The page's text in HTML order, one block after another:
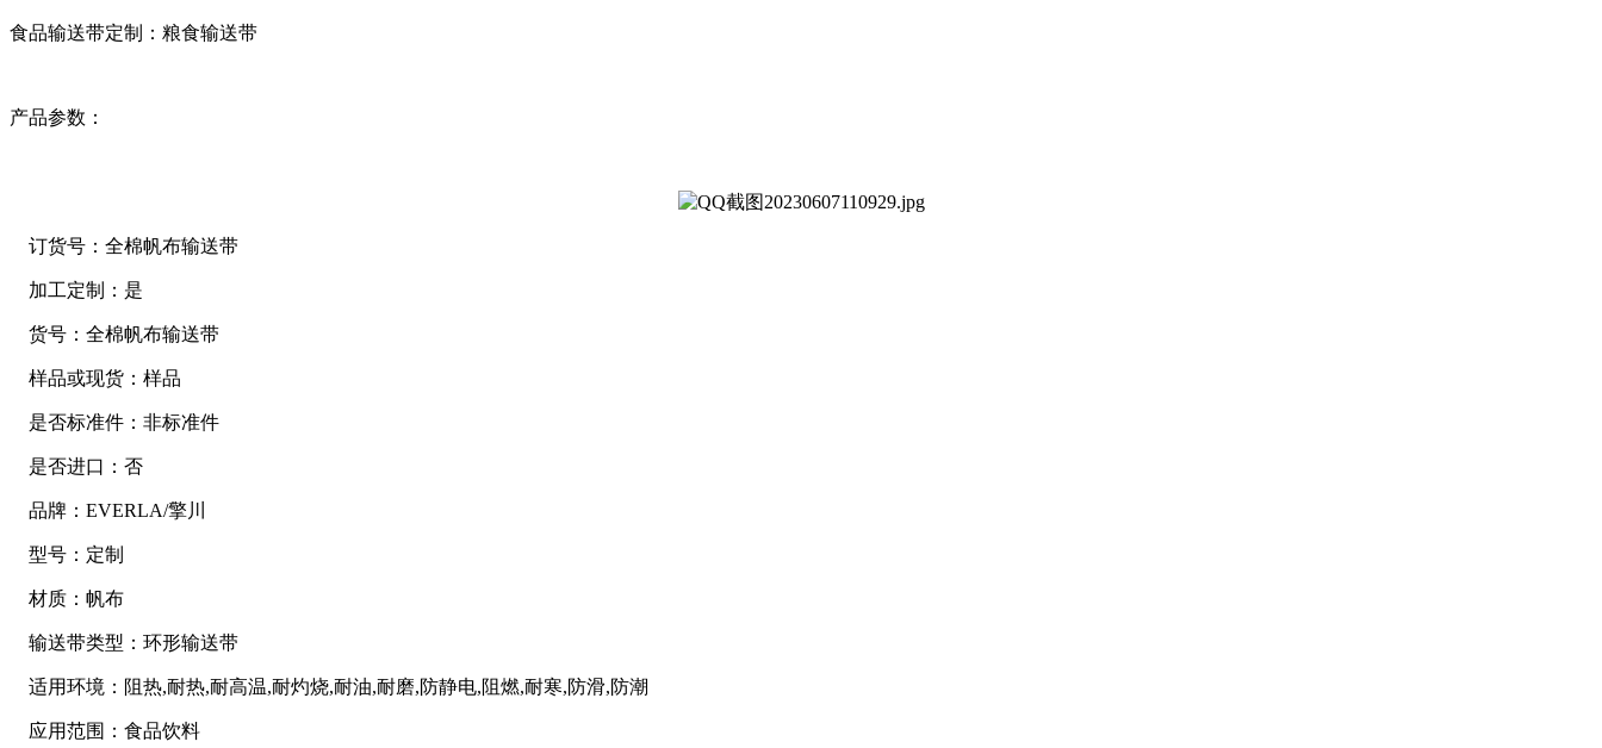
食品输送带定制：粮食输送带
产品参数：
订货号：全棉帆布输送带
加工定制：是
货号：全棉帆布输送带
样品或现货：样品
是否标准件：非标准件
是否进口：否
品牌：EVERLA/擎川
型号：定制
材质：帆布
输送带类型：环形输送带
适用环境：阻热,耐热,耐高温,耐灼烧,耐油,耐磨,防静电,阻燃,耐寒,防滑,防潮
应用范围：食品饮料